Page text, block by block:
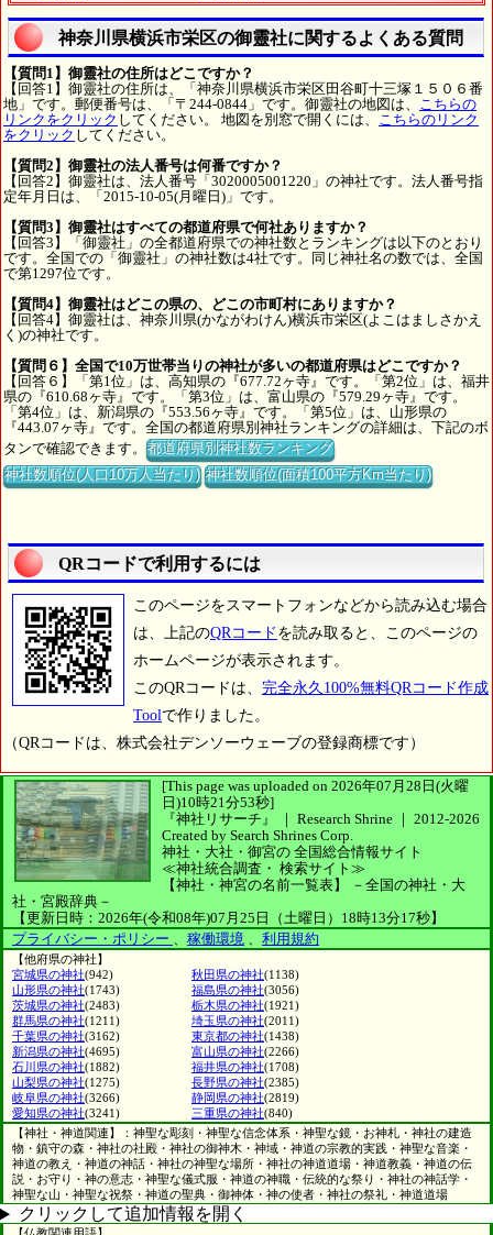
神奈川県横浜市栄区の御靈社に関するよくある質問
【質問1】御靈社の住所はどこですか？
【回答1】御靈社の住所は、「神奈川県横浜市栄区田谷町十三塚１５０６番
地」です。郵便番号は、「〒244-0844」です。御靈社の地図は、 こちらの
リンクをクリック してください。 地図を別窓で開くには、 こちらのリンク
をクリック してください。
【質問2】御靈社の法人番号は何番ですか？
【回答2】御靈社は、法人番号「3020005001220」の神社です。法人番号指
定年月日は、「2015-10-05(月曜日)」です。
【質問3】御靈社はすべての都道府県で何社ありますか？
【回答3】「御靈社」の全都道府県での神社数とランキングは以下のとおり
です。全国での「御靈社」の神社数は4社です。同じ神社名の数では、全国
で第1297位です。
【質問4】御靈社はどこの県の、どこの市町村にありますか？
【回答4】御靈社は、神奈川県(かながわけん)横浜市栄区(よこはましさかえ
く)の神社です。
【質問６】全国で10万世帯当りの神社が多いの都道府県はどこですか？
【回答６】「第1位」は、高知県の『677.72ヶ寺』です。「第2位」は、福井
県の『610.68ヶ寺』です。「第3位」は、富山県の『579.29ヶ寺』です。
「第4位」は、新潟県の『553.56ヶ寺』です。「第5位」は、山形県の
『443.07ヶ寺』です。全国の都道府県別神社ランキングの詳細は、下記のボ
タンで確認できます。都道府県別神社数ランキング
神社数順位(人口10万人当たり) 神社数順位(面積100平方Km当たり)
QRコードで利用するには
このページをスマートフォンなどから読み込む場合
は、上記のQRコード を読み取ると、このページの
ホームページが表示されます。
このQRコードは、 完全永久100%無料QRコード作成
Toolで作りました。
（QRコードは、株式会社デンソーウェーブの登録商標です）
[This page was uploaded on 2026年07月28日(火曜
日)10時21分53秒]
『神社リサーチ』 ｜ Research Shrine ｜ 2012-2026
Created by Search Shrines Corp.
神社・大社・御宮の 全国総合情報サイト
≪神社統合調査・ 検索サイト≫
【神社・神宮の名前一覧表】
－全国の神社・大
社・宮殿辞典－
【更新日時：2026年(令和08年)07月25日（土曜日）18時13分17秒】
プライバシー・ポリシー 、 稼働環境 、 利用規約
【他府県の神社】
宮城県の神社(942) 秋田県の神社(1138)
山形県の神社(1743) 福島県の神社(3056)
茨城県の神社(2483) 栃木県の神社(1921)
群馬県の神社(1211) 埼玉県の神社(2011)
千葉県の神社(3162) 東京都の神社(1438)
新潟県の神社(4695) 富山県の神社(2266)
石川県の神社(1882) 福井県の神社(1708)
山梨県の神社(1275) 長野県の神社(2385)
岐阜県の神社(3266) 静岡県の神社(2819)
愛知県の神社(3241) 三重県の神社(840)
【神社・神道関連】：神聖な彫刻・神聖な信念体系・神聖な鏡・お神札・神社の建造
物・鎮守の森・神社の社殿・神社の御神木・神域・神道の宗教的実践・神聖な音楽・
神道の教え・神道の神話・神社の神聖な場所・神社の神道道場・神道教義・神道の伝
説・お守り・神の意志・神聖な儀式服・神道の神職・伝統的な祭り・神社の神話学・
神聖な山・神聖な祝祭・神道の聖典・御神体・神の使者・神社の祭礼・神道道場
クリックして追加情報を開く